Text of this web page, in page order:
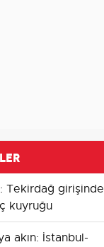
Tekirdağ girişinde
kuyruğu
akın: İstanbul-